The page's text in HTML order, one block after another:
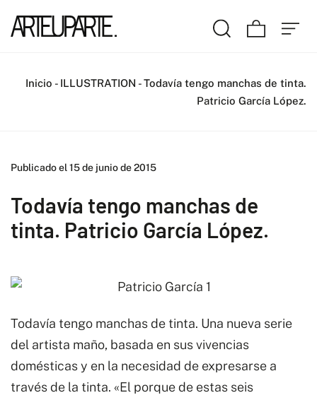
Inicio - ILLUSTRATION -Todavía tengo manchas de tinta.
Patricio García López.
Publicado el 15 de junio de 2015
Todavía tengo manchas de
tinta. Patricio García López.
Todavía tengo manchas de tinta. Una nueva serie
del artista maño, basada en sus vivencias
domésticas y en la necesidad de expresarse a
través de la tinta. «El porque de estas seis